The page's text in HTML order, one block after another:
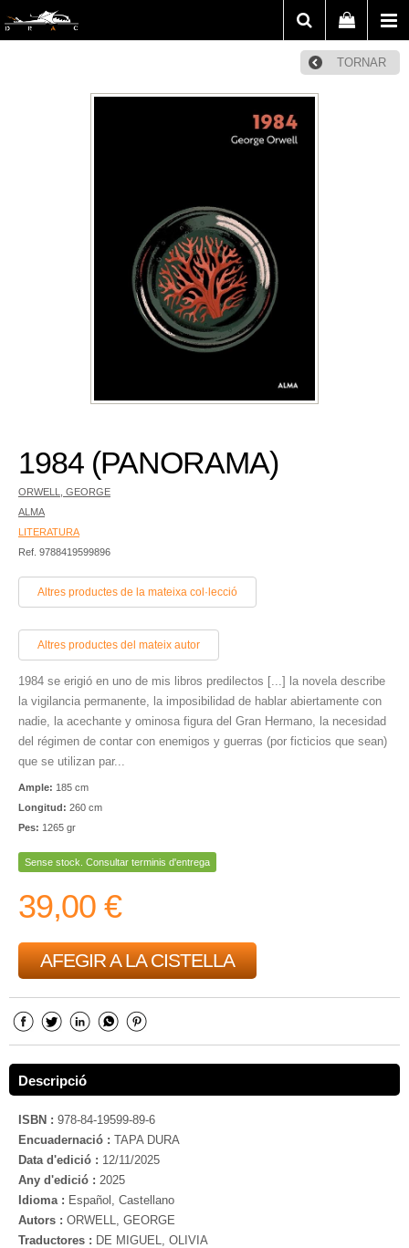
TORNAR
1984 (PANORAMA)
ORWELL, GEORGE
ALMA
LITERATURA
Ref. 9788419599896
Altres productes de la mateixa col·lecció
Altres productes del mateix autor
1984 se erigió en uno de mis libros predilectos [...] la novela describe
la vigilancia permanente, la imposibilidad de hablar abiertamente con
nadie, la acechante y ominosa figura del Gran Hermano, la necesidad
del régimen de contar con enemigos y guerras (por ficticios que sean)
que se utilizan par...
Ample: 185 cm
Longitud: 260 cm
Pes: 1265 gr
Sense stock. Consultar terminis d'entrega
39,00 €
AFEGIR A LA CISTELLA
Descripció
ISBN : 978-84-19599-89-6
Encuadernació : TAPA DURA
Data d'edició : 12/11/2025
Any d'edició : 2025
Idioma : Español, Castellano
Autors : ORWELL, GEORGE
Traductores : DE MIGUEL, OLIVIA